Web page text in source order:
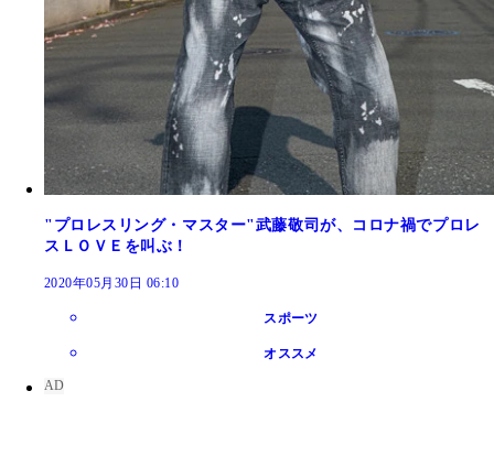
"プロレスリング・マスター"武藤敬司が、コロナ禍でプロレ
スＬＯＶＥを叫ぶ！
2020年05月30日 06:10
スポーツ
オススメ